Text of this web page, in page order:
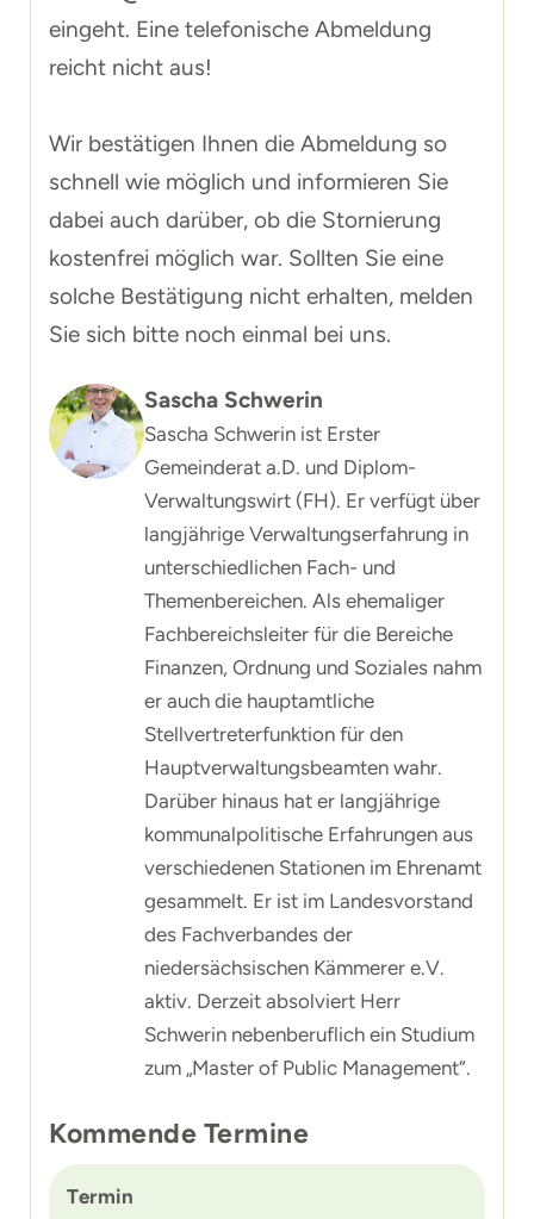
eingeht. Eine telefonische Abmeldung
reicht nicht aus!
Wir bestätigen Ihnen die Abmeldung so
schnell wie möglich und informieren Sie
dabei auch darüber, ob die Stornierung
kostenfrei möglich war. Sollten Sie eine
solche Bestätigung nicht erhalten, melden
Sie sich bitte noch einmal bei uns.
Sascha Schwerin
Sascha Schwerin ist Erster
Gemeinderat a.D. und Diplom-
Verwaltungswirt (FH). Er verfügt über
langjährige Verwaltungserfahrung in
unterschiedlichen Fach- und
Themenbereichen. Als ehemaliger
Fachbereichsleiter für die Bereiche
Finanzen, Ordnung und Soziales nahm
er auch die hauptamtliche
Stellvertreterfunktion für den
Hauptverwaltungsbeamten wahr.
Darüber hinaus hat er langjährige
kommunalpolitische Erfahrungen aus
verschiedenen Stationen im Ehrenamt
gesammelt. Er ist im Landesvorstand
des Fachverbandes der
niedersächsischen Kämmerer e.V.
aktiv. Derzeit absolviert Herr
Schwerin nebenberuflich ein Studium
zum „Master of Public Management“.
Kommende Termine
Termin